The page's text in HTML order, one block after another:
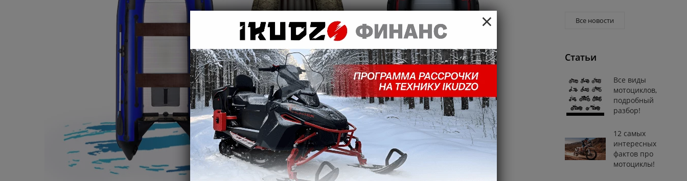
Все новости
Статьи
Все виды
мотоциклов,
подробный
разбор!
12 самых
интересных
фактов про
мотоциклы!
×